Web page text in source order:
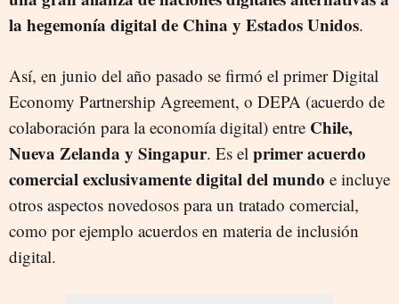
la hegemonía digital de China y Estados Unidos.
Así, en junio del año pasado se firmó el primer Digital
Economy Partnership Agreement, o DEPA (acuerdo de
colaboración para la economía digital) entre Chile,
Nueva Zelanda y Singapur. Es el primer acuerdo
comercial exclusivamente digital del mundo e incluye
otros aspectos novedosos para un tratado comercial,
como por ejemplo acuerdos en materia de inclusión
digital.